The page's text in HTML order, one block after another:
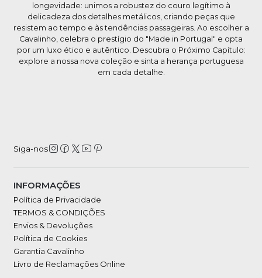
longevidade: unimos a robustez do couro legítimo à
delicadeza dos detalhes metálicos, criando peças que
resistem ao tempo e às tendências passageiras. Ao escolher a
Cavalinho, celebra o prestígio do "Made in Portugal" e opta
por um luxo ético e autêntico. Descubra o Próximo Capítulo:
explore a nossa nova coleção e sinta a herança portuguesa
em cada detalhe.
Siga-nos
INFORMAÇÕES
Política de Privacidade
TERMOS & CONDIÇÕES
Envios & Devoluções
Política de Cookies
Garantia Cavalinho
Livro de Reclamações Online